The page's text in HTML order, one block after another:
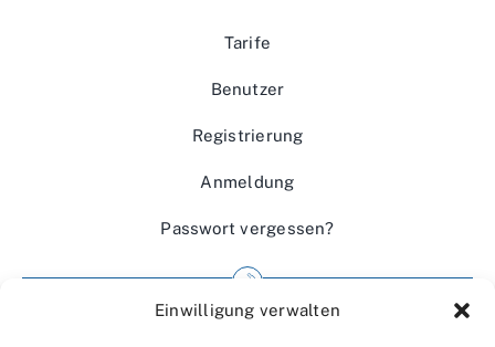
Einwilligung verwalten
Tarife
Benutzer
Registrierung
Anmeldung
Passwort vergessen?